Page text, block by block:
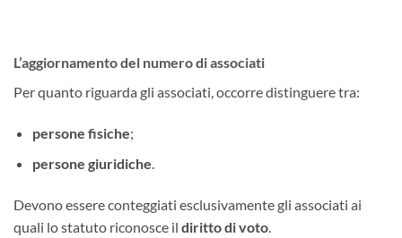
L’aggiornamento del numero di associati
Per quanto riguarda gli associati, occorre distinguere tra:
persone fisiche;
persone giuridiche.
Devono essere conteggiati esclusivamente gli associati ai
quali lo statuto riconosce il diritto di voto.